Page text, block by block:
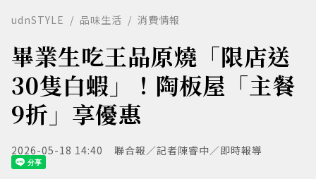
udnSTYLE 品味生活 消費情報
畢業生吃王品原燒「限店送
30隻白蝦」！陶板屋「主餐
9折」享優惠
2026-05-18 14:40 聯合報／記者陳睿中／即時報導